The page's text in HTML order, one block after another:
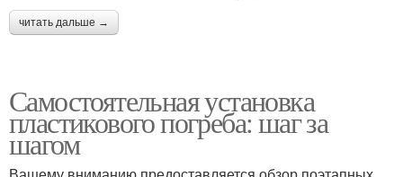
читать дальше →
Самостоятельная установка
пластикового погреба: шаг за
шагом